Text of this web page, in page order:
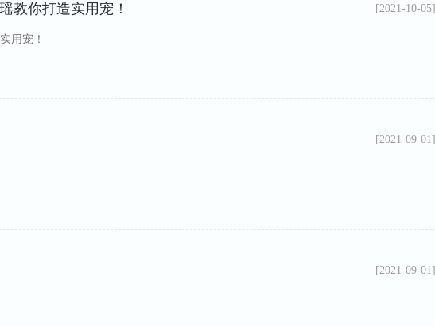
教你打造实用宠！
用宠！
[2021-10-05]
[2021-09-01]
[2021-09-01]